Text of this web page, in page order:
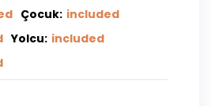
Çocuk: included
Yolcu: included